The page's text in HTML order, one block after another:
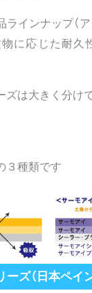
ラインナップ（
物に応じた耐久
は大きく分けて
３種類です
ズ（日本ペイ